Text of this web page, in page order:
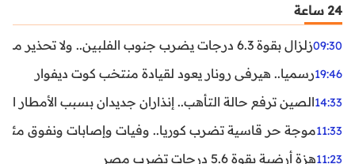
24 ساعة
09:30زلزال بقوة 6.3 درجات يضرب جنوب الفلبين.. ولا تحذير من تسونامي حتى الآن
19:46رسميا.. هيرفي رونار يعود لقيادة منتخب كوت ديفوار
14:33الصين ترفع حالة التأهب.. إنذاران جديدان بسبب الأمطار
11:33موجة حر قاسية تضرب كوريا.. وفيات وإصابات ونفوق مئات
11:23هزة أرضية بقوة 5.6 درجات تضرب مصر